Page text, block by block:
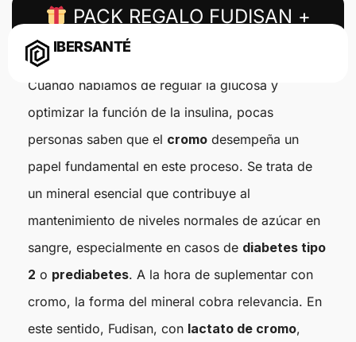
IBERSANTÉ
PACK REGALO FUDISAN +
DICHROM
Cuando hablamos de regular la glucosa y
optimizar la función de la insulina, pocas
personas saben que el cromo desempeña un
papel fundamental en este proceso. Se trata de
un mineral esencial que contribuye al
mantenimiento de niveles normales de azúcar en
sangre, especialmente en casos de diabetes tipo
2 o prediabetes. A la hora de suplementar con
cromo, la forma del mineral cobra relevancia. En
este sentido, Fudisan, con lactato de cromo,